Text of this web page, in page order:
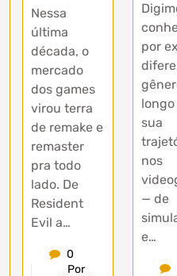
Nessa
última
década, o
mercado
dos games
virou terra
de remake e
remaster
pra todo
lado. De
Resident
Evil a…
0
Por
por
longo
sua
nos
— de
e…